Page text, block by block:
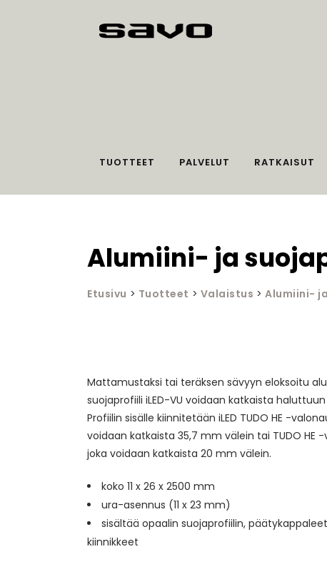
TUOTTEET PALVELUT RATKAISUT
Alumiini- ja
Etusivu > Tuotteet > Valaistus > Alumiini-
Mattamustaksi tai teräksen sävyyn eloksoitu
suojaprofiili iLED-VU voidaan katkaista
Profiilin sisälle kiinnitetään iLED TUDO HE -
voidaan katkaista 35,7 mm välein tai TUDO HE
joka voidaan katkaista 20 mm välein.
koko 11 x 26 x 2500 mm
ura-asennus (11 x 23 mm)
sisältää opaalin suojaprofiilin,
kiinnikkeet